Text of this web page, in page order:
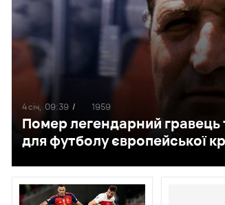
Помер легендарний гравець
для футболу європейської
4 січ, 09:39 / 1959